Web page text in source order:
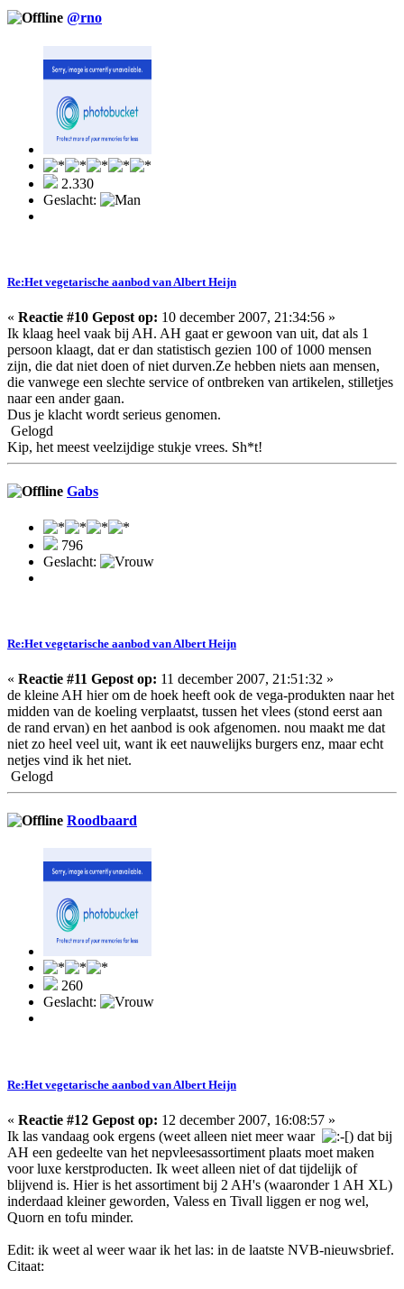
@rno
2.330
Geslacht:
Re:Het vegetarische aanbod van Albert Heijn
« Reactie #10 Gepost op: 10 december 2007, 21:34:56 »
Ik klaag heel vaak bij AH. AH gaat er gewoon van uit, dat als 1
persoon klaagt, dat er dan statistisch gezien 100 of 1000 mensen
zijn, die dat niet doen of niet durven.Ze hebben niets aan mensen,
die vanwege een slechte service of ontbreken van artikelen, stilletjes
naar een ander gaan.
Dus je klacht wordt serieus genomen.
Gelogd
Kip, het meest veelzijdige stukje vrees. Sh*t!
Gabs
796
Geslacht:
Re:Het vegetarische aanbod van Albert Heijn
« Reactie #11 Gepost op: 11 december 2007, 21:51:32 »
de kleine AH hier om de hoek heeft ook de vega-produkten naar het
midden van de koeling verplaatst, tussen het vlees (stond eerst aan
de rand ervan) en het aanbod is ook afgenomen. nou maakt me dat
niet zo heel veel uit, want ik eet nauwelijks burgers enz, maar echt
netjes vind ik het niet.
Gelogd
Roodbaard
260
Geslacht:
Re:Het vegetarische aanbod van Albert Heijn
« Reactie #12 Gepost op: 12 december 2007, 16:08:57 »
Ik las vandaag ook ergens (weet alleen niet meer waar
) dat bij
AH een gedeelte van het nepvleesassortiment plaats moet maken
voor luxe kerstproducten. Ik weet alleen niet of dat tijdelijk of
blijvend is. Hier is het assortiment bij 2 AH's (waaronder 1 AH XL)
inderdaad kleiner geworden, Valess en Tivall liggen er nog wel,
Quorn en tofu minder.
Edit: ik weet al weer waar ik het las: in de laatste NVB-nieuwsbrief.
Citaat: